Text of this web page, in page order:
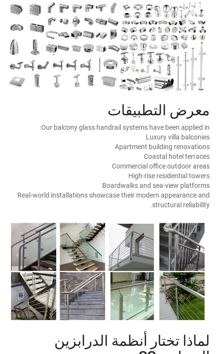
معرض التطبيقات
Our balcony glass handrail systems have been applied in:
Luxury villa balconies
Apartment building renovations
Coastal hotel terraces
Commercial office outdoor areas
High-rise residential towers
Boardwalks and sea-view platforms
Real-world installations showcase their modern appearance and
structural reliability.
لماذا تختار أنظمة الدرابزين